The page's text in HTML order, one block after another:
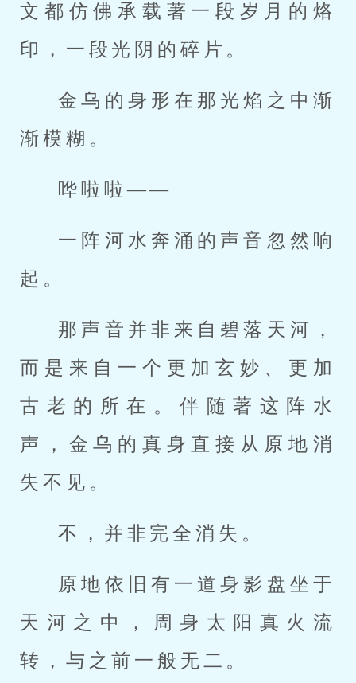
文都仿佛承载著一段岁月的烙
印，一段光阴的碎片。
金乌的身形在那光焰之中渐
渐模糊。
哗啦啦——
一阵河水奔涌的声音忽然响
起。
那声音并非来自碧落天河，
而是来自一个更加玄妙、更加
古老的所在。伴随著这阵水
声，金乌的真身直接从原地消
失不见。
不，并非完全消失。
原地依旧有一道身影盘坐于
天河之中，周身太阳真火流
转，与之前一般无二。